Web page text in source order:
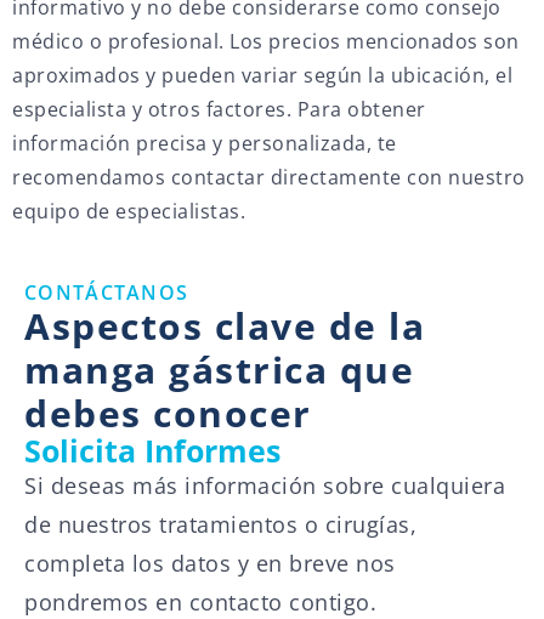
informativo y no debe considerarse como consejo
médico o profesional. Los precios mencionados son
aproximados y pueden variar según la ubicación, el
especialista y otros factores. Para obtener
información precisa y personalizada, te
recomendamos contactar directamente con nuestro
equipo de especialistas.
CONTÁCTANOS
Aspectos clave de la
manga gástrica que
debes conocer
Solicita Informes
Si deseas más información sobre cualquiera
de nuestros tratamientos o cirugías,
completa los datos y en breve nos
pondremos en contacto contigo.